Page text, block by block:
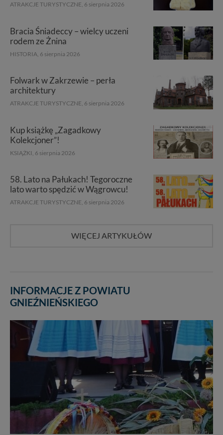
ATRAKCJE TURYSTYCZNE, 6 sierpnia 2026
Bracia Śniadeccy – wielcy uczeni
rodem ze Żnina
HISTORIA, 6 sierpnia 2026
Folwark w Zakrzewie – perła
architektury
ATRAKCJE TURYSTYCZNE, 6 sierpnia 2026
Kup książkę „Zagadkowy
Kolekcjoner”!
KSIĄŻKI, 6 sierpnia 2026
58. Lato na Pałukach! Tegoroczne
lato warto spędzić w Wągrowcu!
ATRAKCJE TURYSTYCZNE, 6 sierpnia 2026
WIĘCEJ ARTYKUŁÓW
INFORMACJE Z POWIATU
GNIEŹNIEŃSKIEGO